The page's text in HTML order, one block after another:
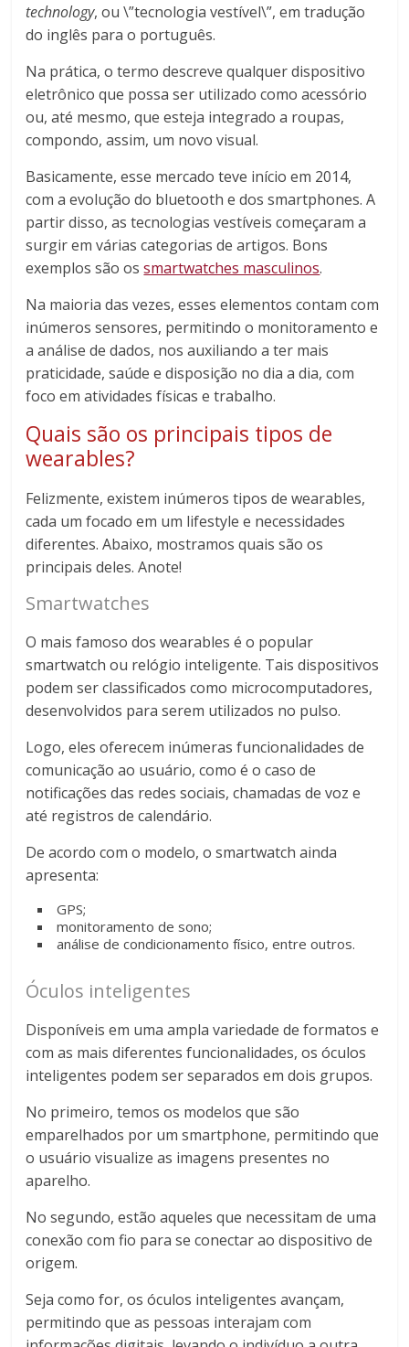
technology, ou \”tecnologia vestível\”, em tradução
do inglês para o português.
Na prática, o termo descreve qualquer dispositivo
eletrônico que possa ser utilizado como acessório
ou, até mesmo, que esteja integrado a roupas,
compondo, assim, um novo visual.
Basicamente, esse mercado teve início em 2014,
com a evolução do bluetooth e dos smartphones. A
partir disso, as tecnologias vestíveis começaram a
surgir em várias categorias de artigos. Bons
exemplos são ossmartwatches masculinos.
Na maioria das vezes, esses elementos contam com
inúmeros sensores, permitindo o monitoramento e
a análise de dados, nos auxiliando a ter mais
praticidade, saúde e disposição no dia a dia, com
foco em atividades físicas e trabalho.
Quais são os principais tipos de
wearables?
Felizmente, existem inúmeros tipos de wearables,
cada um focado em um lifestyle e necessidades
diferentes. Abaixo, mostramos quais são os
principais deles. Anote!
Smartwatches
O mais famoso dos wearables é o popular
smartwatch ou relógio inteligente. Tais dispositivos
podem ser classificados como microcomputadores,
desenvolvidos para serem utilizados no pulso.
Logo, eles oferecem inúmeras funcionalidades de
comunicação ao usuário, como é o caso de
notificações das redes sociais, chamadas de voz e
até registros de calendário.
De acordo com o modelo, o smartwatch ainda
apresenta:
GPS;
monitoramento de sono;
análise de condicionamento físico, entre outros.
Óculos inteligentes
Disponíveis em uma ampla variedade de formatos e
com as mais diferentes funcionalidades, os óculos
inteligentes podem ser separados em dois grupos.
No primeiro, temos os modelos que são
emparelhados por um smartphone, permitindo que
o usuário visualize as imagens presentes no
aparelho.
No segundo, estão aqueles que necessitam de uma
conexão com fio para se conectar ao dispositivo de
origem.
Seja como for, os óculos inteligentes avançam,
permitindo que as pessoas interajam com